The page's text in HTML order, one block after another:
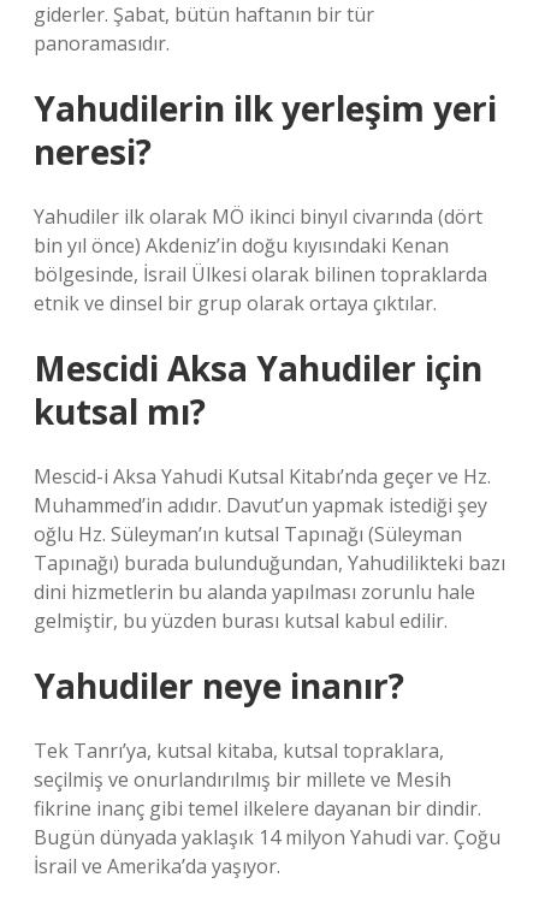
giderler. Şabat, bütün haftanın bir tür
panoramasıdır.
Yahudilerin ilk yerleşim yeri
neresi?
Yahudiler ilk olarak MÖ ikinci binyıl civarında (dört
bin yıl önce) Akdeniz’in doğu kıyısındaki Kenan
bölgesinde, İsrail Ülkesi olarak bilinen topraklarda
etnik ve dinsel bir grup olarak ortaya çıktılar.
Mescidi Aksa Yahudiler için
kutsal mı?
Mescid-i Aksa Yahudi Kutsal Kitabı’nda geçer ve Hz.
Muhammed’in adıdır. Davut’un yapmak istediği şey
oğlu Hz. Süleyman’ın kutsal Tapınağı (Süleyman
Tapınağı) burada bulunduğundan, Yahudilikteki bazı
dini hizmetlerin bu alanda yapılması zorunlu hale
gelmiştir, bu yüzden burası kutsal kabul edilir.
Yahudiler neye inanır?
Tek Tanrı’ya, kutsal kitaba, kutsal topraklara,
seçilmiş ve onurlandırılmış bir millete ve Mesih
fikrine inanç gibi temel ilkelere dayanan bir dindir.
Bugün dünyada yaklaşık 14 milyon Yahudi var. Çoğu
İsrail ve Amerika’da yaşıyor.